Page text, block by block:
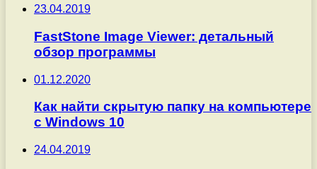
23.04.2019
FastStone Image Viewer: детальный
обзор программы
01.12.2020
Как найти скрытую папку на компьютере
с Windows 10
24.04.2019